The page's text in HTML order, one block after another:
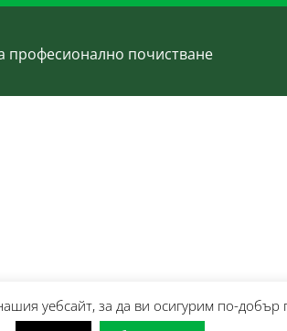
професионално почистване
уебсайт, за да ви осигурим по-добър